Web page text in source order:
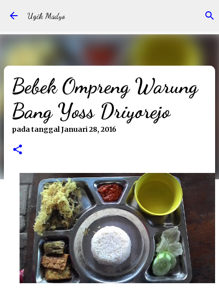
Ugik Madyo
Bebek Ompreng Warung
Bang Yoss Driyorejo
pada tanggalJanuari 28, 2016